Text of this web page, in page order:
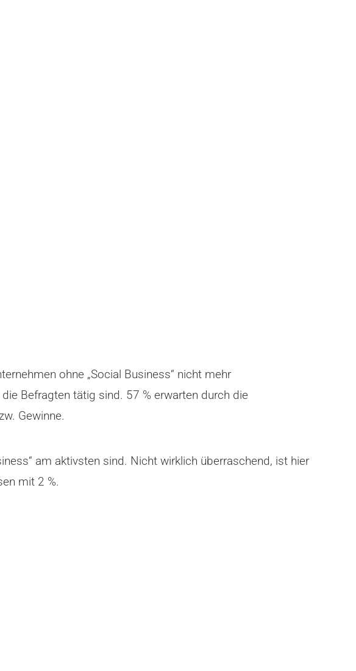
ohne „Social Business“ nicht mehr
Befragten tätig sind. 57 % erwarten durch die
Gewinne.
am aktivsten sind. Nicht wirklich überraschend, ist hier
mit 2 %.